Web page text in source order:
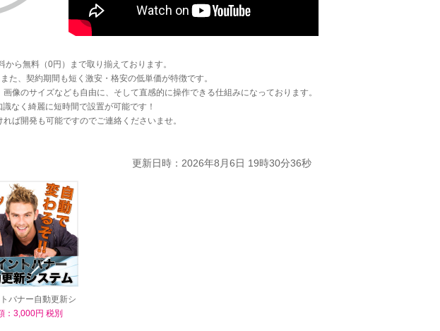
ら無料（0円）まで取り揃えております。
た、契約期間も短く激安・格安の低単価が特徴です。
像のサイズなども自由に、そして直感的に操作できる仕組みになっております。
なく綺麗に短時間で設置が可能です！
ば開発も可能ですのでご連絡くださいませ。
更新日時：2026年8月6日 19時30分36秒
バナー自動更新シ
ステム
：3,000円 税別